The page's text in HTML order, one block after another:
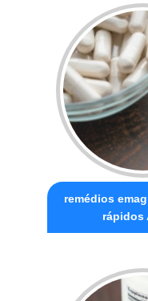
remédios
rápidos